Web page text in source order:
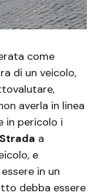
come
di un veicolo,
averla in linea
in pericolo i
a
e
in un
debba essere